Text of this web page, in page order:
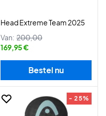
Head Extreme Team 2025
Van: 200,00
169,95 €
Bestel nu
- 25%